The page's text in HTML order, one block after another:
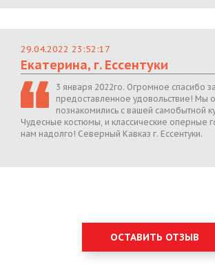
29.04.2022 23:52:17
Екатерина, г. Ессентуки
3 января 2022го. Огромное спасибо за
предоставленное удовольствие! Мы
познакомились с вашей самобытной
Чудесные костюмы, и классические оперные
нам надолго! Северный Кавказ г. Ессентуки.
ОСТАВИТЬ ОТЗЫВ